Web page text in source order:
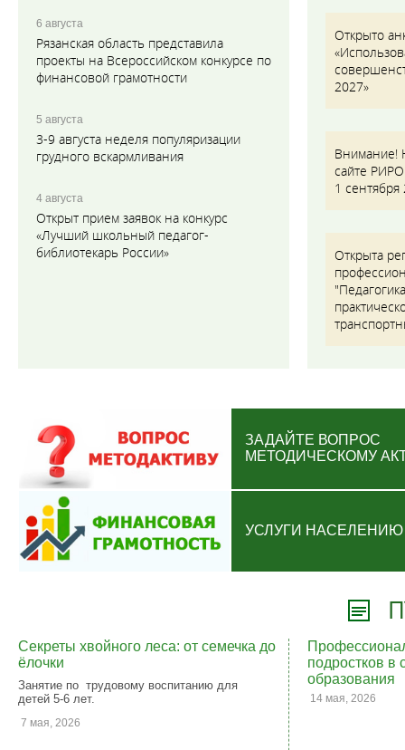
6 августа
Рязанская область представила
проекты на Всероссийском конкурсе по
финансовой грамотности
5 августа
3-9 августа неделя популяризации
грудного вскармливания
4 августа
Открыт прием заявок на конкурс
«Лучший школьный педагог-
библиотекарь России»
Открыто
2027»
Внимание!
сайте РИРО
1 сентября
Открыта
ЗАДАЙТЕ ВОПРОС
МЕТОДИЧЕСКОМУ
УСЛУГИ НАСЕЛЕНИЮ
Секреты хвойного леса: от семечка до
ёлочки
Занятие по трудовому воспитанию для
детей 5-6 лет.
7 мая, 2026
подростков в
образования
14 мая, 2026